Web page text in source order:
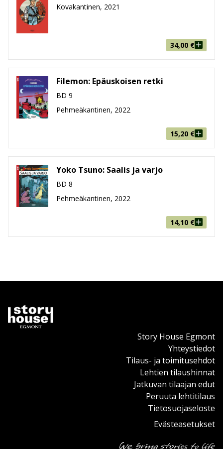
Koko
leveys x korkeus x paksuus
216 mm * 286 mm * 4 mm
Paino
Kovakantinen, 2021
34,00 €
Filemon: Epäuskoisen retki
BD 9
Pehmeäkantinen, 2022
15,20 €
Yoko Tsuno: Saalis ja varjo
BD 8
Pehmeäkantinen, 2022
14,10 €
Story House Egmont
Yhteystiedot
Tilaus- ja toimitusehdot
Lehtien tilaushinnat
Jatkuvan tilaajan edut
Peruuta lehtitilaus
Tietosuojaseloste
Evästeasetukset